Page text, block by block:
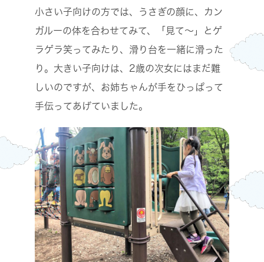
小さい子向けの方では、うさぎの顔に、カン
ガルーの体を合わせてみて、「見て～」とゲ
ラゲラ笑ってみたり、滑り台を一緒に滑った
り。大きい子向けは、2歳の次女にはまだ難
しいのですが、お姉ちゃんが手をひっぱって
手伝ってあげていました。